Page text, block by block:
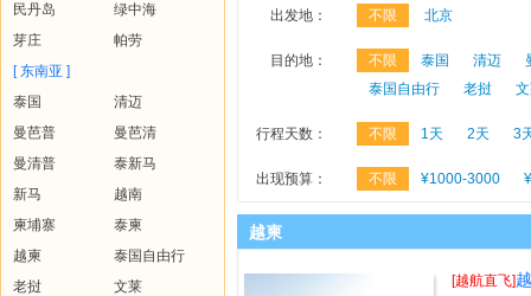
民丹岛
绿中海
芽庄
帕劳
[ 东南亚 ]
泰国
清迈
曼芭普
曼芭清
曼清普
泰新马
新马
越南
柬埔寨
泰柬
越柬
泰国自由行
老挝
文莱
出发地： 不限 北京
目的地： 不限 泰国 清迈
泰国自由行
老挝
行程天数： 不限 1天 2天 3
出现预算： 不限 ¥1000-3000
越柬
[越航直飞]